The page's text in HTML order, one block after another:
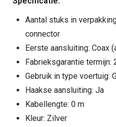
Aantal stuks in
connector
Eerste aansluiting: Coax
Fabrieksgarantie termijn:
Gebruik in type voertuig:
Haakse aansluiting: Ja
Kabellengte: 0 m
Kleur: Zilver